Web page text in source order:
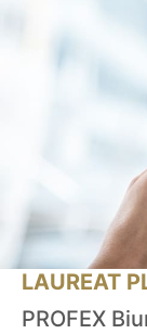
LAUREAT
PROFEX